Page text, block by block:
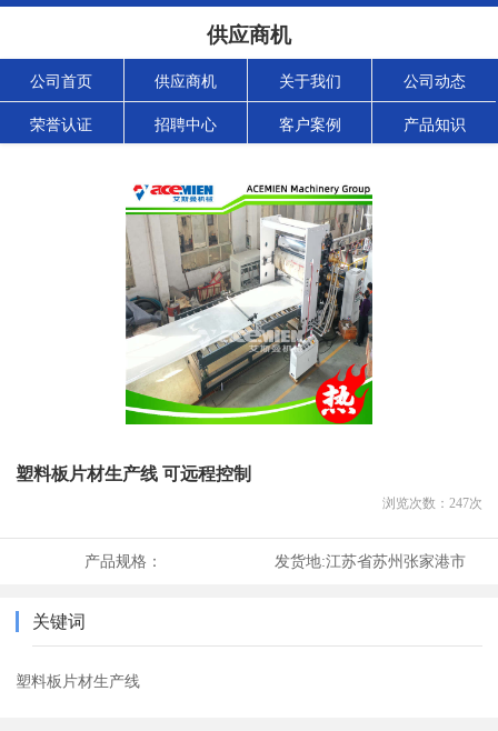
供应商机
公司首页 供应商机 关于我们 公司动态
荣誉认证 招聘中心 客户案例 产品知识
塑料板片材生产线 可远程控制
浏览次数： 247次
产品规格： 发货地:江苏省苏州张家港市
关键词
塑料板片材生产线